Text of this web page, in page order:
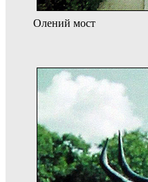
Олений мост